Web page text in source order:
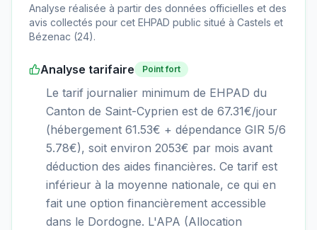
Analyse réalisée à partir des données officielles et des
avis collectés pour cet EHPAD public situé à Castels et
Bézenac (24).
Analyse tarifaire Point fort
Le tarif journalier minimum de EHPAD du
Canton de Saint-Cyprien est de 67.31€/jour
(hébergement 61.53€ + dépendance GIR 5/6
5.78€), soit environ 2053€ par mois avant
déduction des aides financières. Ce tarif est
inférieur à la moyenne nationale, ce qui en
fait une option financièrement accessible
dans le Dordogne. L'APA (Allocation